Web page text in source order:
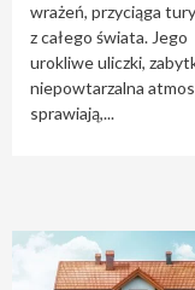
wrażeń, przyciąga
z całego świata. Jego
urokliwe uliczki,
niepowtarzalna
sprawiają,...